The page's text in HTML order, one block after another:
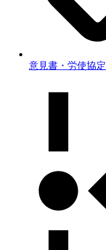
意見書・労使協定